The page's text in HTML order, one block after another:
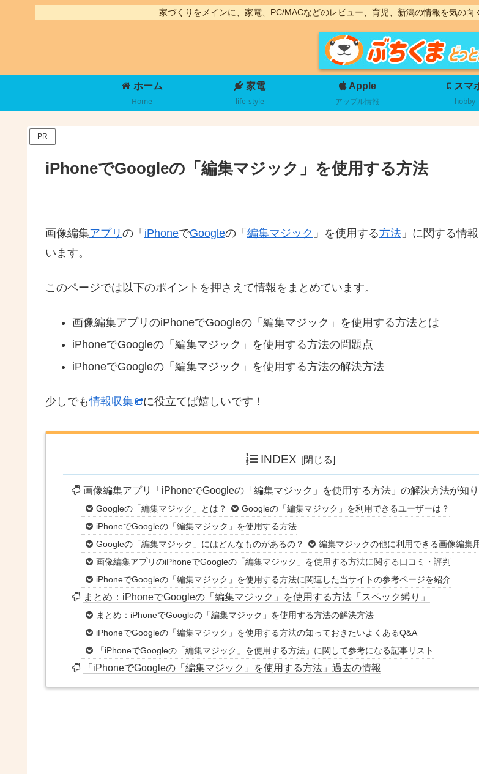
家づくりをメインに、家電、PC/MACなどのレビュー、育児、新潟の情報を気の向
ホーム
Home
家電
life-style
Apple
アップル情報
スマ
hobby
PR
iPhoneでGoogleの「編集マジック」を使用する方法
画像編集アプリ の「 iPhoneでGoogleの「 編集マジック 」を使用する方法 」に関する情
います。
このページでは以下のポイントを押さえて情報をまとめています。
画像編集アプリのiPhoneでGoogleの「編集マジック」を使用する方法とは
iPhoneでGoogleの「編集マジック」を使用する方法の問題点
iPhoneでGoogleの「編集マジック」を使用する方法の解決方法
少しでも情報収集 に役立てば嬉しいです！
INDEX
画像編集アプリ「iPhoneでGoogleの「編集マジック」を使用する方法」の解決方法が知
Googleの「編集マジック」とは？
Googleの「編集マジック」を利用できるユーザーは？
iPhoneでGoogleの「編集マジック」を使用する方法
Googleの「編集マジック」にはどんなものがあるの？
編集マジックの他に利用できる画像編集
画像編集アプリのiPhoneでGoogleの「編集マジック」を使用する方法に関する口コミ・評判
iPhoneでGoogleの「編集マジック」を使用する方法に関連した当サイトの参考ページを紹介
まとめ：iPhoneでGoogleの「編集マジック」を使用する方法「スペック縛り」
まとめ：iPhoneでGoogleの「編集マジック」を使用する方法の解決方法
iPhoneでGoogleの「編集マジック」を使用する方法の知っておきたいよくあるQ&A
「iPhoneでGoogleの「編集マジック」を使用する方法」に関して参考になる記事リスト
「iPhoneでGoogleの「編集マジック」を使用する方法」過去の情報